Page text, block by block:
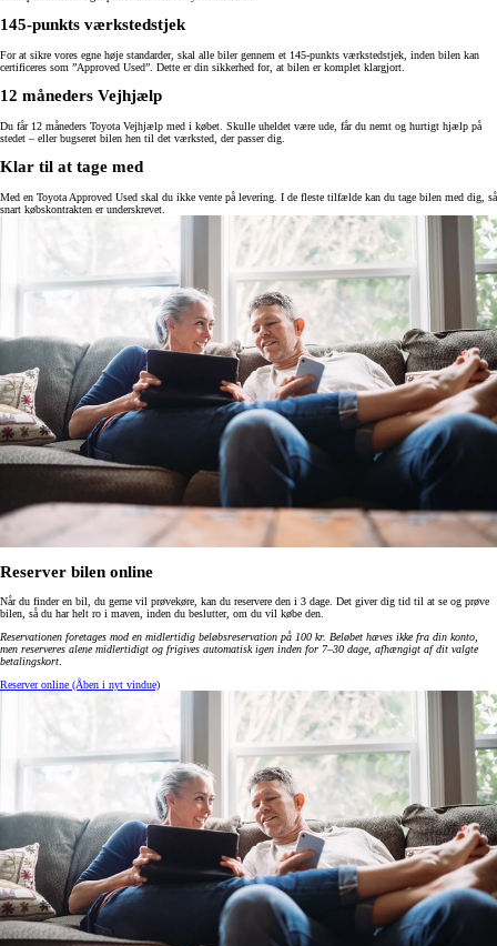
145-punkts værkstedstjek
For at sikre vores egne høje standarder, skal alle biler gennem et 145-punkts værkstedstjek, inden bilen kan
certificeres som ”Approved Used”. Dette er din sikkerhed for, at bilen er komplet klargjort.
12 måneders Vejhjælp
Du får 12 måneders Toyota Vejhjælp med i købet. Skulle uheldet være ude, får du nemt og hurtigt hjælp på
stedet – eller bugseret bilen hen til det værksted, der passer dig.
Klar til at tage med
Med en Toyota Approved Used skal du ikke vente på levering. I de fleste tilfælde kan du tage bilen med dig, så
snart købskontrakten er underskrevet.
Reserver bilen online
Når du finder en bil, du gerne vil prøvekøre, kan du reservere den i 3 dage. Det giver dig tid til at se og prøve
bilen, så du har helt ro i maven, inden du beslutter, om du vil købe den.
Reservationen foretages mod en midlertidig beløbsreservation på 100 kr. Beløbet hæves ikke fra din konto,
men reserveres alene midlertidigt og frigives automatisk igen inden for 7–30 dage, afhængigt af dit valgte
betalingskort.
Reserver online (Åben i nyt vindue)